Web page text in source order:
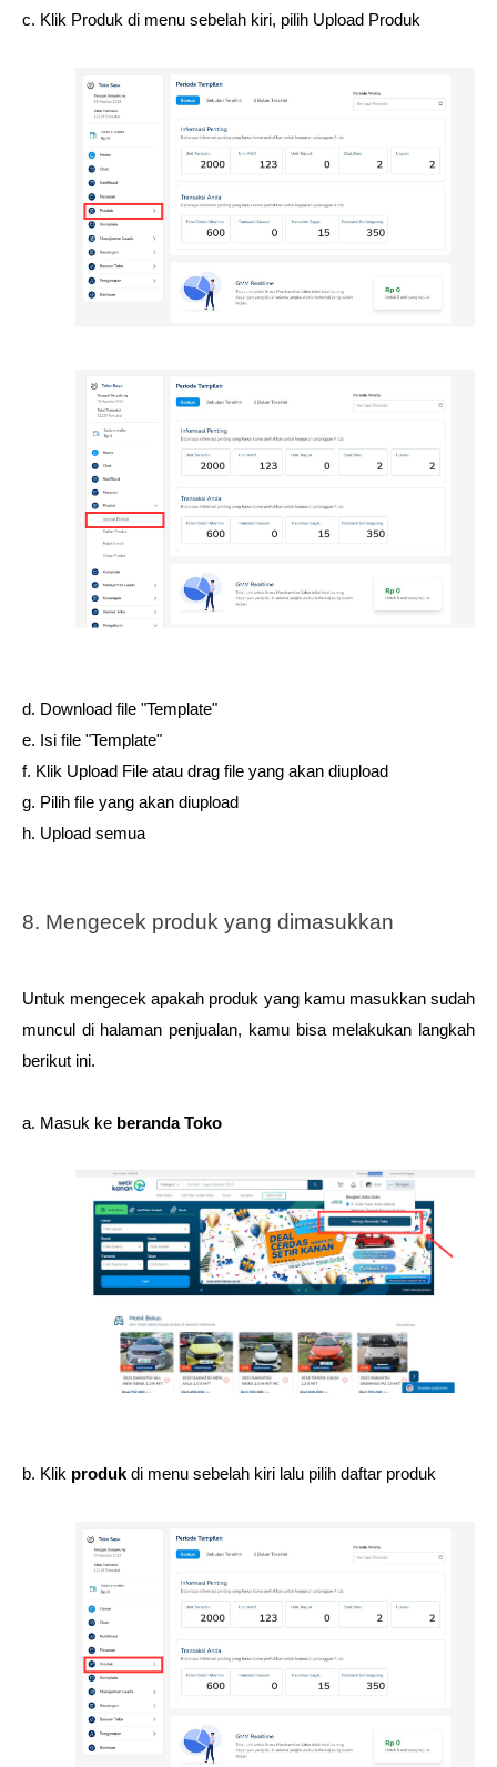
c. Klik Produk di menu sebelah kiri, pilih Upload Produk
d. Download file "Template"
e. Isi file "Template"
f. Klik Upload File atau drag file yang akan diupload
g. Pilih file yang akan diupload
h. Upload semua
8. Mengecek produk yang dimasukkan
Untuk mengecek apakah produk yang kamu masukkan sudah
muncul di halaman penjualan, kamu bisa melakukan langkah
berikut ini.
a. Masuk ke beranda Toko
b. Klik produk di menu sebelah kiri lalu pilih daftar produk